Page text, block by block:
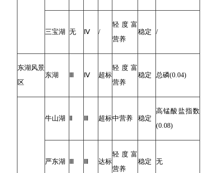
三宝湖 无 Ⅳ /
轻度富
营养
稳定 /
东湖风景
区
东湖 Ⅳ 超标
轻度富
营养
稳定 总磷(0.04)
牛山湖 超标中营养 稳定
高锰酸盐指数
(0.08)
严东湖 达标
轻度富
营养
稳定 无